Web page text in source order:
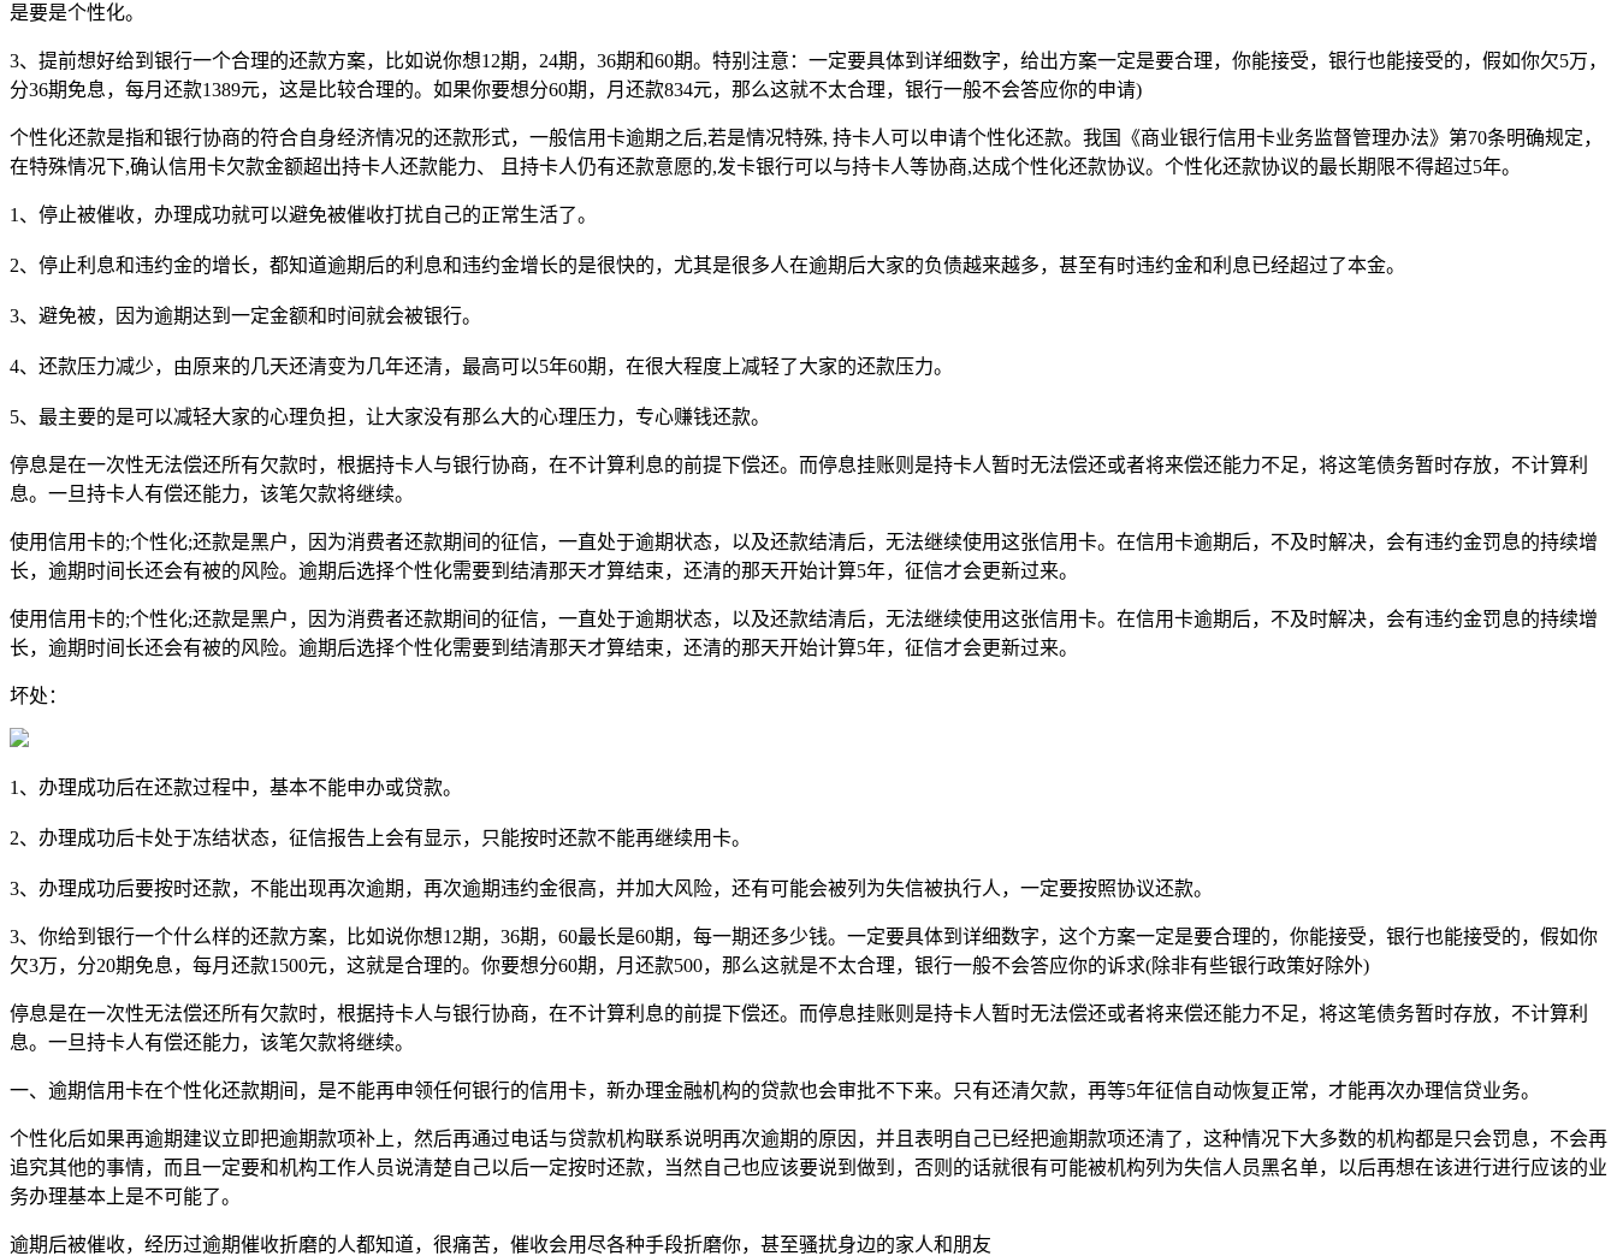
是要是个性化。
3、提前想好给到银行一个合理的还款方案，比如说你想12期，24期，36期和60期。特别注意：一定要具体到详细数字，给出方案一定是要合理，你能接受，银行也能接受的，假如你欠5万，
分36期免息，每月还款1389元，这是比较合理的。如果你要想分60期，月还款834元，那么这就不太合理，银行一般不会答应你的申请)
个性化还款是指和银行协商的符合自身经济情况的还款形式，一般信用卡逾期之后,若是情况特殊, 持卡人可以申请个性化还款。我国《商业银行信用卡业务监督管理办法》第70条明确规定，
在特殊情况下,确认信用卡欠款金额超出持卡人还款能力、 且持卡人仍有还款意愿的,发卡银行可以与持卡人等协商,达成个性化还款协议。个性化还款协议的最长期限不得超过5年。
1、停止被催收，办理成功就可以避免被催收打扰自己的正常生活了。
2、停止利息和违约金的增长，都知道逾期后的利息和违约金增长的是很快的，尤其是很多人在逾期后大家的负债越来越多，甚至有时违约金和利息已经超过了本金。
3、避免被，因为逾期达到一定金额和时间就会被银行。
4、还款压力减少，由原来的几天还清变为几年还清，最高可以5年60期，在很大程度上减轻了大家的还款压力。
5、最主要的是可以减轻大家的心理负担，让大家没有那么大的心理压力，专心赚钱还款。
停息是在一次性无法偿还所有欠款时，根据持卡人与银行协商，在不计算利息的前提下偿还。而停息挂账则是持卡人暂时无法偿还或者将来偿还能力不足，将这笔债务暂时存放，不计算利
息。一旦持卡人有偿还能力，该笔欠款将继续。
使用信用卡的;个性化;还款是黑户，因为消费者还款期间的征信，一直处于逾期状态，以及还款结清后，无法继续使用这张信用卡。在信用卡逾期后，不及时解决，会有违约金罚息的持续增
长，逾期时间长还会有被的风险。逾期后选择个性化需要到结清那天才算结束，还清的那天开始计算5年，征信才会更新过来。
使用信用卡的;个性化;还款是黑户，因为消费者还款期间的征信，一直处于逾期状态，以及还款结清后，无法继续使用这张信用卡。在信用卡逾期后，不及时解决，会有违约金罚息的持续增
长，逾期时间长还会有被的风险。逾期后选择个性化需要到结清那天才算结束，还清的那天开始计算5年，征信才会更新过来。
坏处：
1、办理成功后在还款过程中，基本不能申办或贷款。
2、办理成功后卡处于冻结状态，征信报告上会有显示，只能按时还款不能再继续用卡。
3、办理成功后要按时还款，不能出现再次逾期，再次逾期违约金很高，并加大风险，还有可能会被列为失信被执行人，一定要按照协议还款。
3、你给到银行一个什么样的还款方案，比如说你想12期，36期，60最长是60期，每一期还多少钱。一定要具体到详细数字，这个方案一定是要合理的，你能接受，银行也能接受的，假如你
欠3万，分20期免息，每月还款1500元，这就是合理的。你要想分60期，月还款500，那么这就是不太合理，银行一般不会答应你的诉求(除非有些银行政策好除外)
停息是在一次性无法偿还所有欠款时，根据持卡人与银行协商，在不计算利息的前提下偿还。而停息挂账则是持卡人暂时无法偿还或者将来偿还能力不足，将这笔债务暂时存放，不计算利
息。一旦持卡人有偿还能力，该笔欠款将继续。
一、逾期信用卡在个性化还款期间，是不能再申领任何银行的信用卡，新办理金融机构的贷款也会审批不下来。只有还清欠款，再等5年征信自动恢复正常，才能再次办理信贷业务。
个性化后如果再逾期建议立即把逾期款项补上，然后再通过电话与贷款机构联系说明再次逾期的原因，并且表明自己已经把逾期款项还清了，这种情况下大多数的机构都是只会罚息，不会再
追究其他的事情，而且一定要和机构工作人员说清楚自己以后一定按时还款，当然自己也应该要说到做到，否则的话就很有可能被机构列为失信人员黑名单，以后再想在该进行进行应该的业
务办理基本上是不可能了。
逾期后被催收，经历过逾期催收折磨的人都知道，很痛苦，催收会用尽各种手段折磨你，甚至骚扰身边的家人和朋友